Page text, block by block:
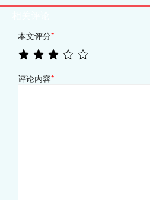
本文评分*
评论内容*